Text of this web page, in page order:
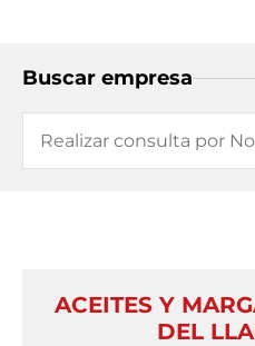
Buscar empresa
ACEITES Y
DEL